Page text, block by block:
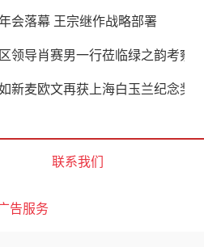
会落幕 王宗继作战略部署
领导肖赛男一行莅临绿之韵考察
新麦欧文再获上海白玉兰纪念奖
联系我们
告服务